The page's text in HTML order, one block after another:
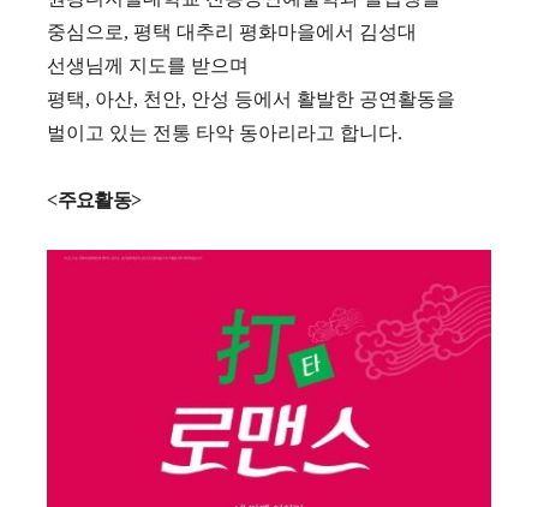
중심으로, 평택 대추리 평화마을에서 김성대
선생님께 지도를 받으며
평택, 아산, 천안, 안성 등에서 활발한 공연활동을
벌이고 있는 전통 타악 동아리라고 합니다.
<주요활동>